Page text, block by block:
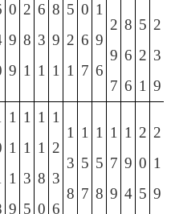
0
9
9
2
8
1
6
3
1
8
9
1
5
2
1
0
6
7
1
9
6
2
9
7
8
6
6
5
2
1
2
3
9
1
1
1
9
1
1
3
5
1
1
8
0
1
2
3
6
1
3
8
1
5
7
1
5
8
1
7
9
1
9
4
2
0
5
2
1
9